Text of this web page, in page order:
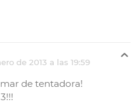
de 2013 a las 19:59
de tentadora!